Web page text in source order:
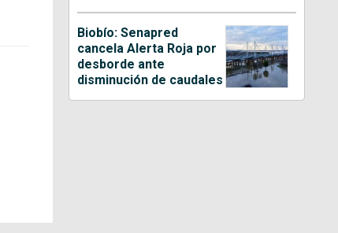
Biobío: Senapred
cancela Alerta Roja por
desborde ante
disminución de caudales